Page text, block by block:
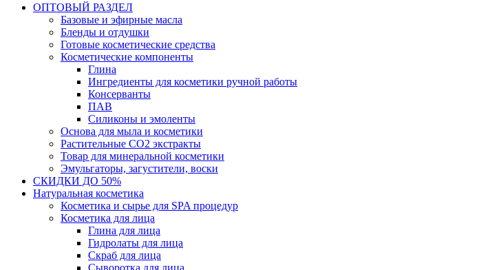
ОПТОВЫЙ РАЗДЕЛ
Базовые и эфирные масла
Бленды и отдушки
Готовые косметические средства
Косметические компоненты
Глина
Ингредиенты для косметики ручной работы
Консерванты
ПАВ
Силиконы и эмоленты
Основа для мыла и косметики
Растительные СО2 экстракты
Товар для минеральной косметики
Эмульгаторы, загустители, воски
СКИДКИ ДО 50%
Натуральная косметика
Косметика и сырье для SPA процедур
Косметика для лица
Глина для лица
Гидролаты для лица
Скраб для лица
Сыворотка для лица